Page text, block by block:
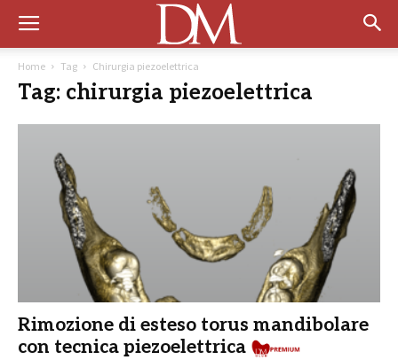
Home Tag Chirurgia piezoelettrica
Tag: chirurgia piezoelettrica
Rimozione di esteso torus mandibolare
con tecnica piezoelettrica